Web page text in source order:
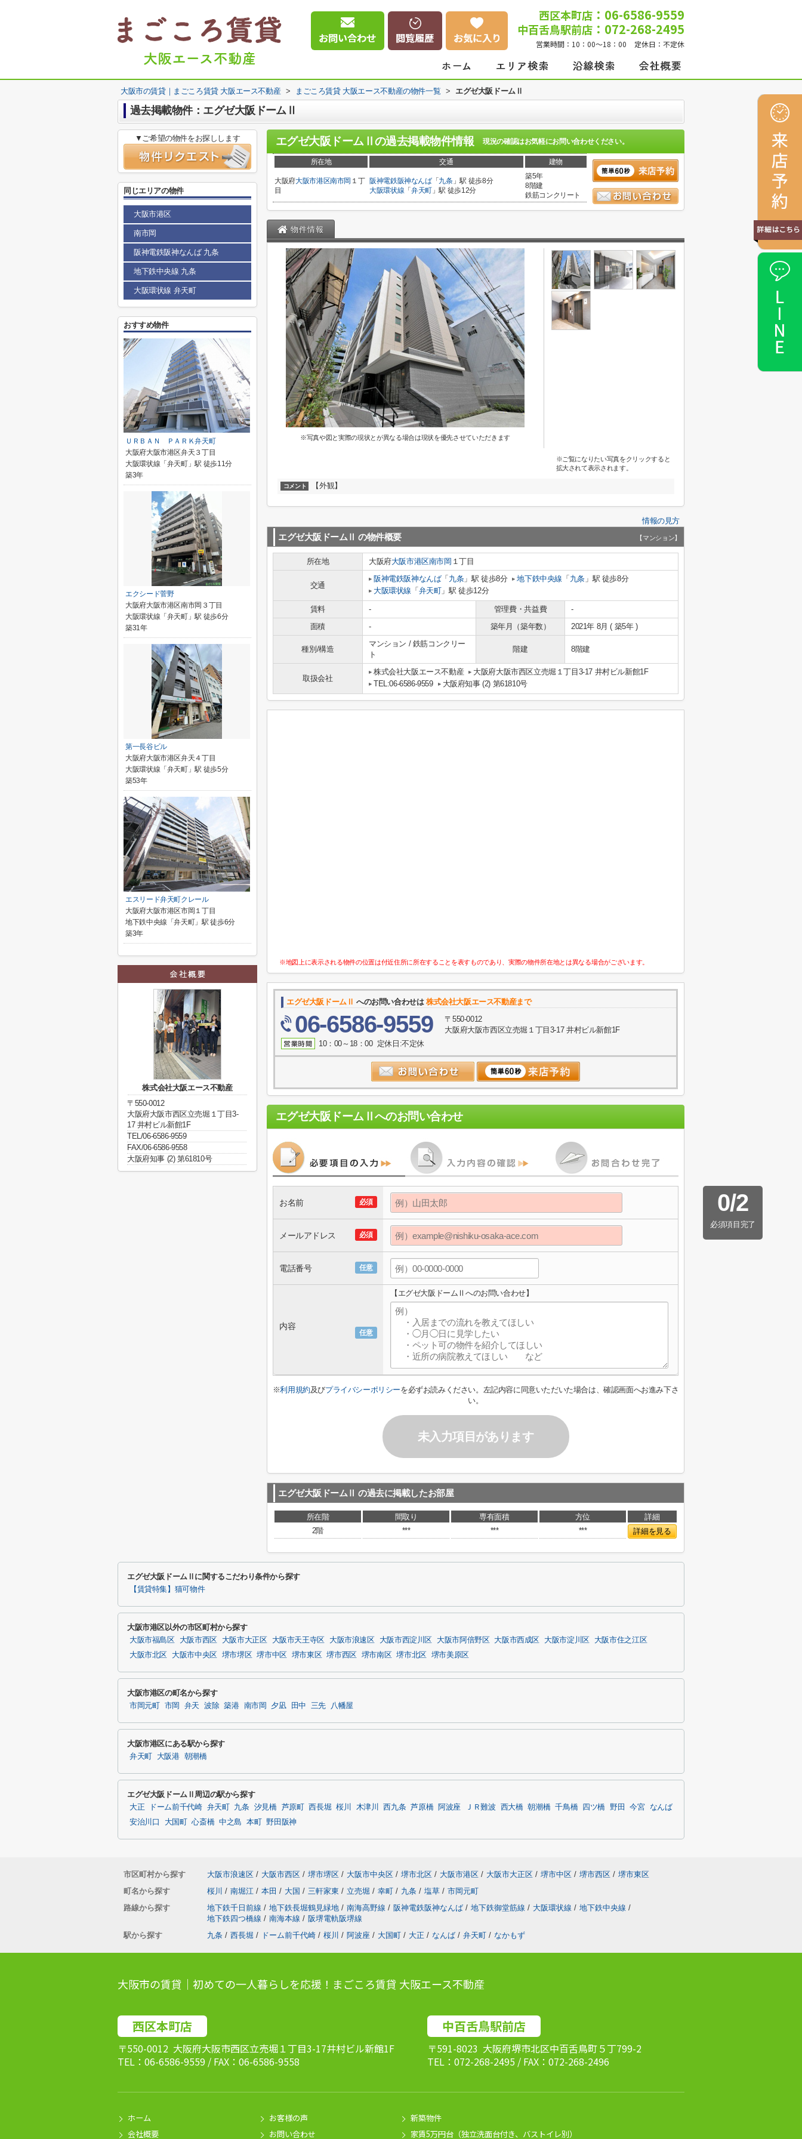
西区本町店 ：06-6586-9559
中百舌鳥駅前店 ：072-268-2495
営業時間： 10：00～18：00 定休日： 不定休
大阪市の賃貸｜まごころ賃貸 大阪エース不動産 > まごころ賃貸 大阪エース不動産の物件一覧 > エグゼ大阪ドームⅡ
過去掲載物件：エグゼ大阪ドームⅡ
エグゼ大阪ドームⅡ の過去掲載物件情報 現況の確認はお気軽にお問い合わせください。
所在地 交通 建物
大阪府大阪市港区南市岡 １丁
目
阪神電鉄阪神なんば「 九条 」駅 徒歩8分
大阪環状線 「 弁天町」駅 徒歩12分
築5年
8階建
鉄筋コンクリート
物件情報
※写真や図と実際の現状とが異なる場合は現状を優先させていただきます
※ご覧になりたい写真をクリックすると
拡大されて表示されます。
コメント 【外観】
情報の見方
エグゼ大阪ドームⅡ の物件概要 【マンション】
所在地 大阪府大阪市港区南市岡 １丁目
交通
阪神電鉄阪神なんば「 九条」駅 徒歩8分 地下鉄中央線 「 九条」駅 徒歩8分
大阪環状線 「 弁天町」駅 徒歩12分
賃料 - 管理費・共益費
-
面積
- 築年月（築年数） 2021年 8月 ( 築5年 )
種別/構造
マンション / 鉄筋コンクリー
ト
階建 8階建
取扱会社
株式会社大阪エース不動産
大阪府大阪市西区立売堀１丁目3-17 井村ビル新館1F
TEL:06-6586-9559
大阪府知事 (2) 第61810号
※地図上に表示される物件の位置は付近住所に所在することを表すものであり、実際の物件所在地とは異なる場合がございます。
エグゼ大阪ドームⅡ へのお問い合わせは株式会社大阪エース不動産まで
06-6586-9559
〒550-0012
大阪府大阪市西区立売堀１丁目3-17 井村ビル新館1F
10：00～18：00 定休日:不定休
エグゼ大阪ドームⅡ へのお問い合わせ
0/2
必須項目完了
必須
お名前
必須
メールアドレス
任意
電話番号
任意
内容
【エグゼ大阪ドームⅡへのお問い合わせ】
※利用規約及びプライバシーポリシーを必ずお読みください。左記内容に同意いただいた場合は、確認画面へお進み下さ
い。
未入力項目があります
エグゼ大阪ドームⅡ の過去に掲載したお部屋
所在階 間取り 専有面積 方位
詳細
2階
*** *** *** 詳細を見る
▼ご希望の物件をお探しします
同じエリアの物件
大阪市港区
南市岡
阪神電鉄阪神なんば 九条
地下鉄中央線 九条
大阪環状線 弁天町
おすすめ物件
ＵＲＢＡＮ ＰＡＲＫ弁天町
大阪府大阪市港区弁天３丁目
大阪環状線「弁天町」駅 徒歩11分
築3年
エクシード菅野
大阪府大阪市港区南市岡３丁目
大阪環状線「弁天町」駅 徒歩6分
築31年
第一長谷ビル
大阪府大阪市港区弁天４丁目
大阪環状線「弁天町」駅 徒歩5分
築53年
エスリード弁天町クレール
大阪府大阪市港区市岡１丁目
地下鉄中央線「弁天町」駅 徒歩6分
築3年
株式会社大阪エース不動産
〒550-0012
大阪府大阪市西区立売堀１丁目3-
17 井村ビル新館1F
TEL/06-6586-9559
FAX/06-6586-9558
大阪府知事 (2) 第61810号
エグゼ大阪ドームⅡに関するこだわり条件から探す
【賃貸特集】猫可物件
大阪市港区以外の市区町村から探す
大阪市福島区 大阪市西区 大阪市大正区 大阪市天王寺区 大阪市浪速区 大阪市西淀川区 大阪市阿倍野区 大阪市西成区 大阪市淀川区
大阪市住之江区
大阪市北区
大阪市中央区 堺市堺区 堺市中区 堺市東区 堺市西区 堺市南区 堺市北区 堺市美原区
大阪市港区の町名から探す
市岡元町 市岡 弁天 波除 築港 南市岡 夕凪 田中 三先 八幡屋
大阪市港区にある駅から探す
弁天町 大阪港 朝潮橋
エグゼ大阪ドームⅡ周辺の駅から探す
大正 ドーム前千代崎 弁天町 九条 汐見橋 芦原町 西長堀 桜川 木津川 西九条 芦原橋 阿波座 ＪＲ難波 西大橋 朝潮橋 千鳥橋 四ツ橋 野田 今宮 なんば
安治川口
大国町 心斎橋 中之島 本町 野田阪神
市区町村から探す 大阪市浪速区 / 大阪市西区 / 堺市堺区 / 大阪市中央区 / 堺市北区 / 大阪市港区 / 大阪市大正区 / 堺市中区 / 堺市西区 / 堺市東区
町名から探す
桜川 / 南堀江 / 本田 / 大国 / 三軒家東 / 立売堀 / 幸町 / 九条 / 塩草 / 市岡元町
路線から探す
地下鉄千日前線 / 地下鉄長堀鶴見緑地 / 南海高野線 / 阪神電鉄阪神なんば / 地下鉄御堂筋線 / 大阪環状線 / 地下鉄中央線 /
地下鉄四つ橋線 / 南海本線 / 阪堺電軌阪堺線
駅から探す
九条 / 西長堀 / ドーム前千代崎 / 桜川 / 阿波座 / 大国町 / 大正 / なんば / 弁天町 / なかもず
大阪市の賃貸｜初めての一人暮らしを応援！まごころ賃貸 大阪エース不動産
西区本町店
〒550-0012 大阪府大阪市西区立売堀１丁目3-17井村ビル新館1F
TEL：06-6586-9559 / FAX：06-6586-9558
中百舌鳥駅前店
〒591-8023 大阪府堺市北区中百舌鳥町５丁799-2
TEL：072-268-2495 / FAX：072-268-2496
ホーム
会社概要
お客様の声
お問い合わせ
新築物件
家賃5万円台（独立洗面台付き、バストイレ別）